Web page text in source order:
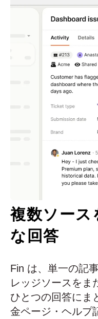
複数ソース
な回答
Fin は、単一の記
レッジソースをま
ひとつの回答にま
金ページ・ヘルプ